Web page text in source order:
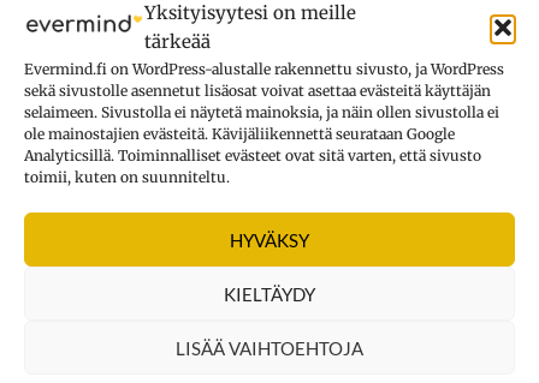
Yksityisyytesi on meille
tärkeää
Evermind.fi on WordPress-alustalle rakennettu sivusto, ja WordPress
sekä sivustolle asennetut lisäosat voivat asettaa evästeitä käyttäjän
selaimeen. Sivustolla ei näytetä mainoksia, ja näin ollen sivustolla ei
ole mainostajien evästeitä. Kävijäliikennettä seurataan Google
Analyticsillä. Toiminnalliset evästeet ovat sitä varten, että sivusto
toimii, kuten on suunniteltu.
HYVÄKSY
KIELTÄYDY
LISÄÄ VAIHTOEHTOJA
Häpeä repii ihmistä kahteen vastakkaiseen
suuntaan – siksi se tuntuu niin sietämättömältä
UUSIMMAT KOMMENTIT
Kysymys merkkiaiheesta
erityisherkkä? Tee testi
luokassani ole muita erityisherkkiä, koska